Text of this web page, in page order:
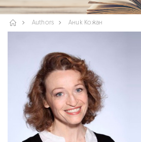
Authors Аник Кожан